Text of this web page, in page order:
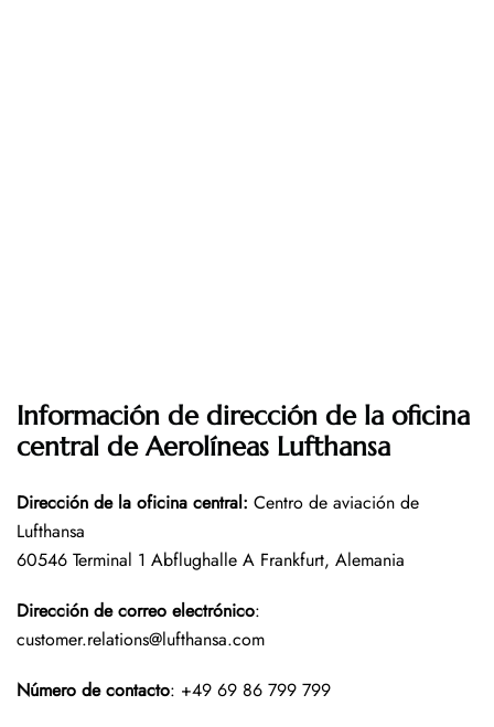
Información de dirección de la oficina
central de Aerolíneas Lufthansa
Dirección de la oficina central: Centro de aviación de
Lufthansa
60546 Terminal 1 Abflughalle A Frankfurt, Alemania
Dirección de correo electrónico:
customer.relations@lufthansa.com
Número de contacto: +49 69 86 799 799